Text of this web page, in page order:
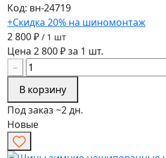
Код: вн-24719
+Скидка 20% на шиномонтаж
2 800 ₽ / 1 шт
Цена 2 800 ₽ за 1 шт.
−
В корзину
Под заказ ~2 дн.
Новые